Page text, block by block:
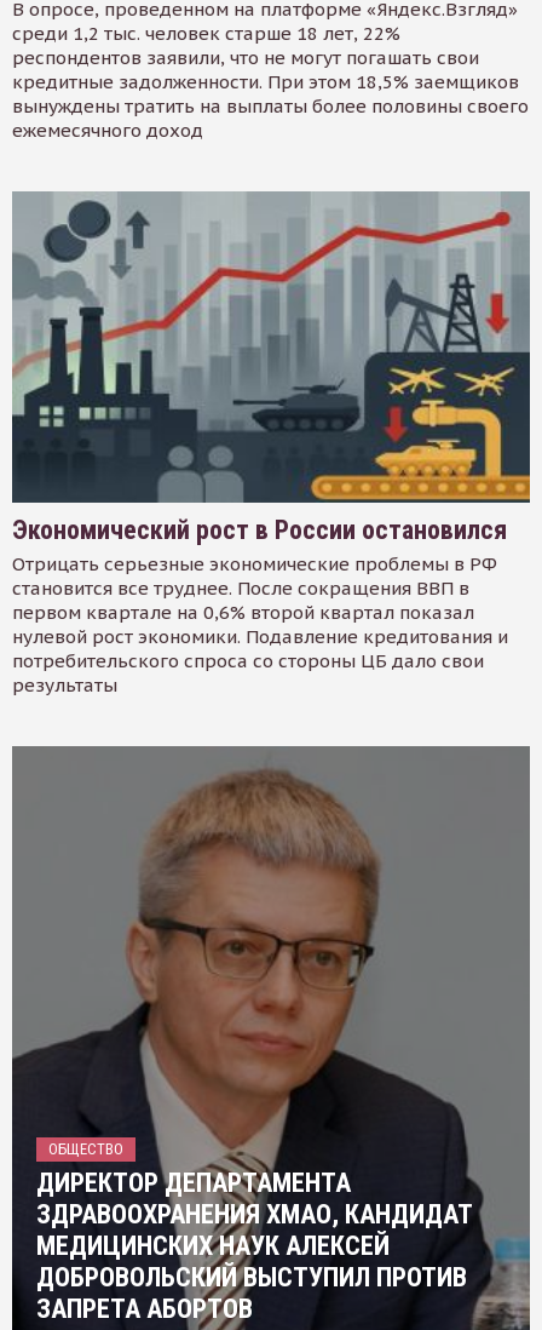
В опросе, проведенном на платформе «Яндекс.Взгляд»
среди 1,2 тыс. человек старше 18 лет, 22%
респондентов заявили, что не могут погашать свои
кредитные задолженности. При этом 18,5% заемщиков
вынуждены тратить на выплаты более половины своего
ежемесячного доход
Экономический рост в России остановился
Отрицать серьезные экономические проблемы в РФ
становится все труднее. После сокращения ВВП в
первом квартале на 0,6% второй квартал показал
нулевой рост экономики. Подавление кредитования и
потребительского спроса со стороны ЦБ дало свои
результаты
ОБЩЕСТВО
ДИРЕКТОР ДЕПАРТАМЕНТА
ЗДРАВООХРАНЕНИЯ ХМАО, КАНДИДАТ
МЕДИЦИНСКИХ НАУК АЛЕКСЕЙ
ДОБРОВОЛЬСКИЙ ВЫСТУПИЛ ПРОТИВ
ЗАПРЕТА АБОРТОВ